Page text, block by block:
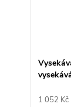
1 052 Kč